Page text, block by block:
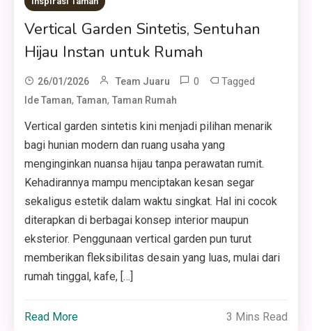
Vertical Garden Sintetis, Sentuhan
Hijau Instan untuk Rumah
26/01/2026 Team Juaru 0 Tagged
Ide Taman,Taman,Taman Rumah
Vertical garden sintetis kini menjadi pilihan menarik
bagi hunian modern dan ruang usaha yang
menginginkan nuansa hijau tanpa perawatan rumit.
Kehadirannya mampu menciptakan kesan segar
sekaligus estetik dalam waktu singkat. Hal ini cocok
diterapkan di berbagai konsep interior maupun
eksterior. Penggunaan vertical garden pun turut
memberikan fleksibilitas desain yang luas, mulai dari
rumah tinggal, kafe, […]
Read More 3 Mins Read